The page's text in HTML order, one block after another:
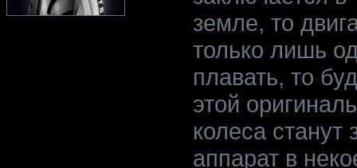
земле, то
только лишь
плавать, то
этой
колеса станут
аппарат в